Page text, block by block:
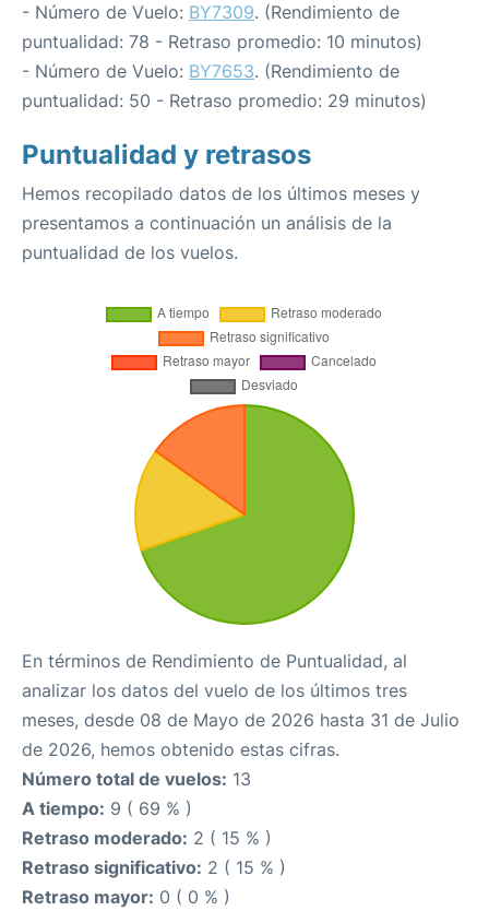
- Número de Vuelo: BY7309. (Rendimiento de
puntualidad: 78 - Retraso promedio: 10 minutos)
- Número de Vuelo: BY7653. (Rendimiento de
puntualidad: 50 - Retraso promedio: 29 minutos)
Puntualidad y retrasos
Hemos recopilado datos de los últimos meses y
presentamos a continuación un análisis de la
puntualidad de los vuelos.
En términos de Rendimiento de Puntualidad, al
analizar los datos del vuelo de los últimos tres
meses, desde 08 de Mayo de 2026 hasta 31 de Julio
de 2026, hemos obtenido estas cifras.
Número total de vuelos: 13
A tiempo: 9 ( 69 % )
Retraso moderado: 2 ( 15 % )
Retraso significativo: 2 ( 15 % )
Retraso mayor: 0 ( 0 % )